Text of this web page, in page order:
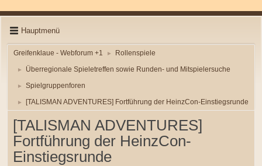
Hauptmenü
Greifenklaue - Webforum +1 ► Rollenspiele
► Überregionale Spieletreffen sowie Runden- und Mitspielersuche
► Spielgruppenforen
► [TALISMAN ADVENTURES] Fortführung der HeinzCon-Einstiegsrunde
[TALISMAN ADVENTURES]
Fortführung der HeinzCon-
Einstiegsrunde